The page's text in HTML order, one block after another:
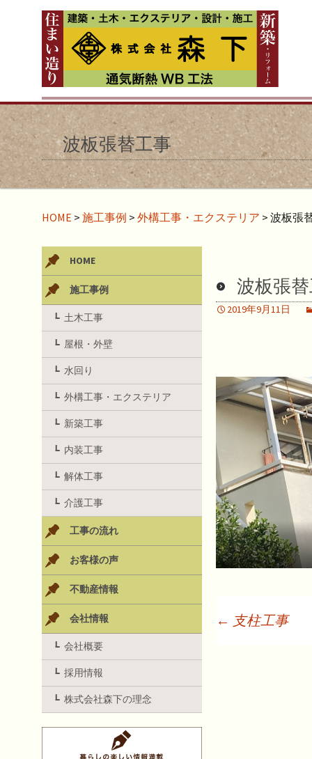
波板張替工事
HOME > 施工事例 > 外構工事・エクステリア > 波板張
波板張
2019年9月11日
← 支柱工事
HOME
施工事例
土木工事
屋根・外壁
水回り
外構工事・エクステリア
新築工事
内装工事
解体工事
介護工事
工事の流れ
お客様の声
不動産情報
会社情報
会社概要
採用情報
株式会社森下の理念